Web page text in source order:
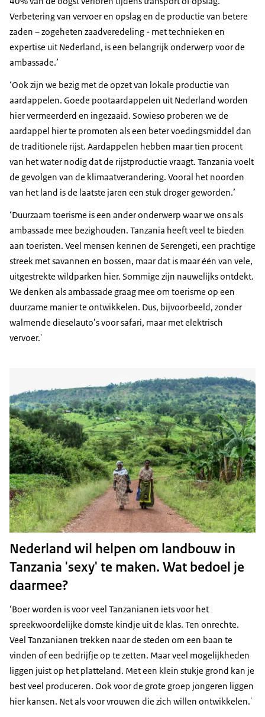
Verbetering van vervoer en opslag en de productie van betere
zaden – zogeheten zaadveredeling - met technieken en
expertise uit Nederland, is een belangrijk onderwerp voor de
ambassade.’
‘Ook zijn we bezig met de opzet van lokale productie van
aardappelen. Goede pootaardappelen uit Nederland worden
hier vermeerderd en ingezaaid. Sowieso proberen we de
aardappel hier te promoten als een beter voedingsmiddel dan
de traditionele rijst. Aardappelen hebben maar tien procent
van het water nodig dat de rijstproductie vraagt. Tanzania voelt
de gevolgen van de klimaatverandering. Vooral het noorden
van het land is de laatste jaren een stuk droger geworden.’
‘Duurzaam toerisme is een ander onderwerp waar we ons als
ambassade mee bezighouden. Tanzania heeft veel te bieden
aan toeristen. Veel mensen kennen de Serengeti, een prachtige
streek met savannen en bossen, maar dat is maar één van vele,
uitgestrekte wildparken hier. Sommige zijn nauwelijks ontdekt.
We denken als ambassade graag mee om toerisme op een
duurzame manier te ontwikkelen. Dus, bijvoorbeeld, zonder
walmende dieselauto’s voor safari, maar met elektrisch
vervoer.'
Nederland wil helpen om landbouw in
Tanzania 'sexy' te maken. Wat bedoel je
daarmee?
‘Boer worden is voor veel Tanzanianen iets voor het
spreekwoordelijke domste kindje uit de klas. Ten onrechte.
Veel Tanzanianen trekken naar de steden om een baan te
vinden of een bedrijfje op te zetten. Maar veel mogelijkheden
liggen juist op het platteland. Met een klein stukje grond kan je
best veel produceren. Ook voor de grote groep jongeren liggen
hier kansen. Net als voor vrouwen die zich willen ontwikkelen.'